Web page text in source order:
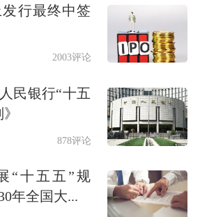
地缘优势突出，但制度
自由贸易试验区实施范
方公里，涵盖呼和浩特、
特3个片区。当前，试
行最终中签
2003评论
民银行“十五
878评论
“十五五”规
年全国大...